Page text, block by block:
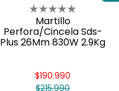
Martillo
Perfora/Cincela Sds-
Plus 26Mm 830W 2.9Kg
$215.990
$190.990